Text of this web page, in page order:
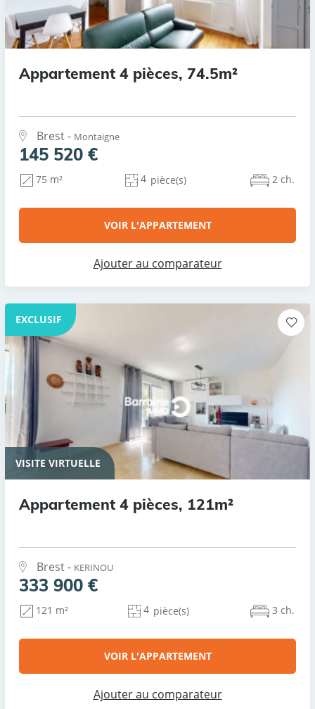
Appartement 4 pièces, 74.5m²
Brest - Montaigne
145 520 €
75 m² 4 pièce(s) 2 ch.
VOIR L'APPARTEMENT
Ajouter au comparateur
EXCLUSIF
VISITE VIRTUELLE
Appartement 4 pièces, 121m²
Brest - KERINOU
333 900 €
121 m² 4 pièce(s) 3 ch.
VOIR L'APPARTEMENT
Ajouter au comparateur